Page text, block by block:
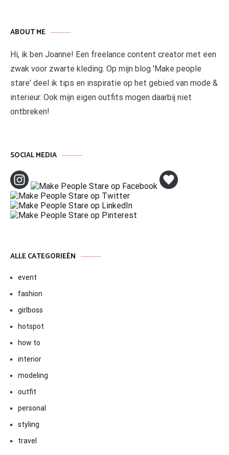
ABOUT ME
Hi, ik ben Joanne! Een freelance content creator met een
zwak voor zwarte kleding. Op mijn blog 'Make people
stare' deel ik tips en inspiratie op het gebied van mode &
interieur. Ook mijn eigen outfits mogen daarbij niet
ontbreken!
SOCIAL MEDIA
ALLE CATEGORIEËN
event
fashion
girlboss
hotspot
how to
interior
modeling
outfit
personal
styling
travel